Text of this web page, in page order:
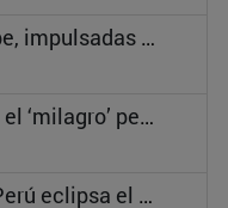
Las zonas francas del Caribe, impulsadas por la 'glocalización' del Covid-19
Surinam sigue a Guyana en el ‘milagro’ petrolero
El largo confinamiento de Perú eclipsa el mayor estímulo en Latinoamérica